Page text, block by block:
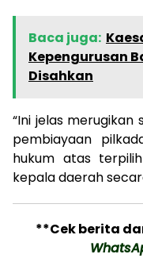
Baca juga:
Kepengurusan
Disahkan
“Ini jelas merugikan
pembiayaan
hukum atas
kepala daerah
**Cek berita